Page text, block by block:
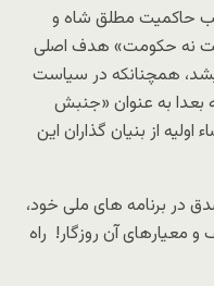
حاکمیت مطلق شاه و
نه حکومت» هدف اصلی
همچنانکه در سیاست
بعدا به عنوان «جنبش
از بنیان گذاران این
در برنامه های ملی خود،
و معیارهای آن روزگار! راه